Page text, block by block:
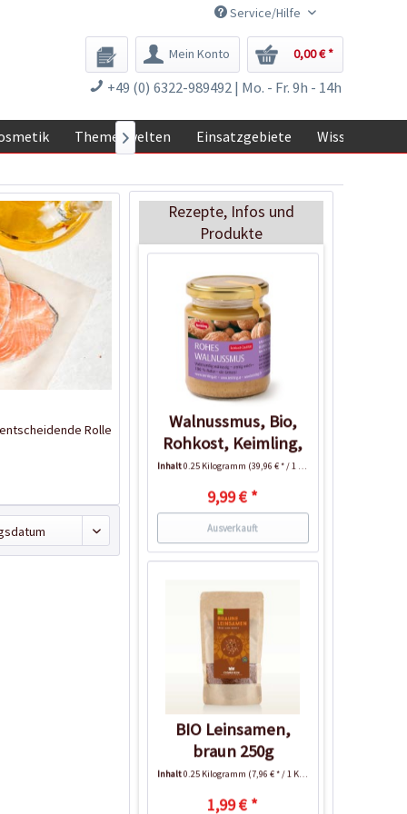
Service/Hilfe
Mein Konto 0,00 € *
+49 (0) 6322-989492 | Mo. - Fr. 9h - 14h
Themenwelten Einsatzgebiete Wissen

Rolle
Rezepte, Infos und
Produkte
braun 250g
1,99 € *
Ausverkauft
Walnussmus, Bio,
Rohkost, Keimling,
250g
Inhalt0.25 Kilogramm (39,96 € * / 1 Kilogramm)
9,99 € *
Ausverkauft
BIO Leinsamen,
braun 250g
Inhalt0.25 Kilogramm (7,96 € * / 1 Kilogramm)
1,99 € *